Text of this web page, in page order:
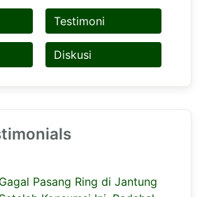
Testimoni
Diskusi
Gagal Pasang Ring di Jantung